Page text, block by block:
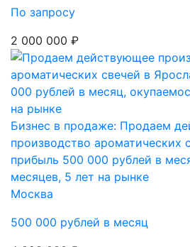
По запросу
2 000 000 ₽
Бизнес в продаже: Продаем
производство ароматических
прибыль 500 000 рублей в
месяцев, 5 лет на рынке
Москва
500 000 рублей в месяц